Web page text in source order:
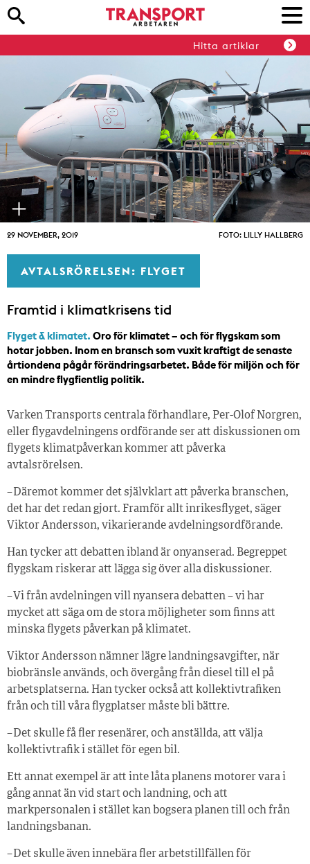
Hitta artiklar
29 NOVEMBER, 2019 FOTO: LILLY HALLBERG
AVTALSRÖRELSEN: FLYGET
Framtid i klimatkrisens tid
Flyget & klimatet. Oro för klimatet – och för flygskam som
hotar jobben. Inom en bransch som vuxit kraftigt de senaste
årtiondena pågår förändringsarbetet. Både för miljön och för
en mindre flygfientlig politik.
Varken Transports centrala förhandlare, Per-Olof Norgren,
eller flygavdelningens ordförande ser att diskussionen om
flygets klimatpåverkan kommer att påverka
avtalsrörelsen.
– Däremot kommer det självklart att påverka branschen,
det har det redan gjort. Framför allt inrikesflyget, säger
Viktor Andersson, vikarierande avdelningsordförande.
Han tycker att debatten ibland är onyanserad. Begreppet
flygskam riskerar att lägga sig över alla diskussioner.
– Vi från avdelningen vill nyansera debatten – vi har
mycket att säga om de stora möjligheter som finns att
minska flygets påverkan på klimatet.
Viktor Andersson nämner lägre landningsavgifter, när
biobränsle används, och övergång från diesel till el på
arbetsplatserna. Han tycker också att kollektivtrafiken
från och till våra flygplatser måste bli bättre.
– Det skulle få fler resenärer, och anställda, att välja
kollektivtrafik i stället för egen bil.
Ett annat exempel är att inte låta planens motorer vara i
gång annat än vid start och landning, och att
markpersonalen i stället kan bogsera planen till och från
landningsbanan.
– Det skulle även innebära fler arbetstillfällen för